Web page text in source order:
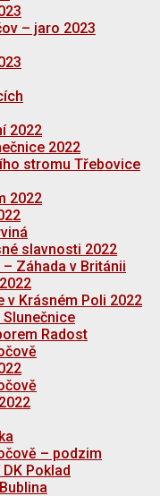
– jaro 2023
2022
2022
stromu Třebovice
2022
slavnosti 2022
Záhada v Británii
v Krásném Poli 2022
Radost
– podzim
Poklad